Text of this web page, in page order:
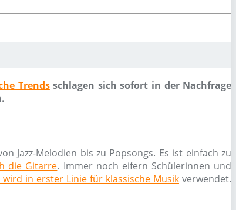
Trendsschlagen sich sofort in der Nachfrage
Jazz-Melodien bis zu Popsongs. Es ist einfach zu
die Gitarre. Immer noch eifern Schülerinnen und
wird in erster Linie für klassische Musik verwendet.